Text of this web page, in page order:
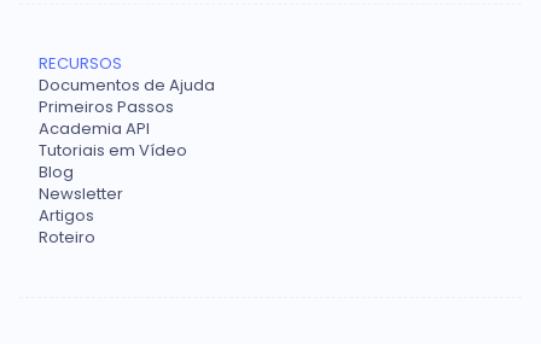
RECURSOS
Documentos de Ajuda
Primeiros Passos
Academia API
Tutoriais em Vídeo
Blog
Newsletter
Artigos
Roteiro